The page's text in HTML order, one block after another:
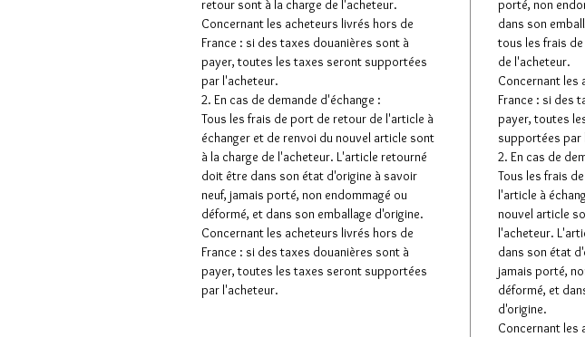
retour sont à la charge de l'acheteur.
Concernant les acheteurs livrés hors de
France : si des taxes douanières sont à
payer, toutes les taxes seront supportées
par l'acheteur.
2. En cas de demande d'échange :
Tous les frais de port de retour de l'article à
échanger et de renvoi du nouvel article sont
à la charge de l'acheteur. L'article retourné
doit être dans son état d'origine à savoir
neuf, jamais porté, non endommagé ou
déformé, et dans son emballage d'origine.
Concernant les acheteurs livrés hors de
France : si des taxes douanières sont à
payer, toutes les taxes seront supportées
par l'acheteur.
porté, non
dans son
tous les frais
de l'acheteur.
Concernant les
France : si des
payer, toutes
supportées par
2. En cas de
Tous les frais
l'article à
nouvel article
l'acheteur.
dans son état
jamais porté,
déformé, et
d'origine.
Concernant les